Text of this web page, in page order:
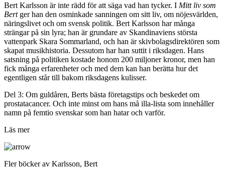
Bert Karlsson är inte rädd för att säga vad han tycker. I Mitt liv som
Bertger han den osminkade sanningen om sitt liv, om nöjesvärlden,
näringslivet och om svensk politik. Bert Karlsson har många
strängar på sin lyra; han är grundare av Skandinaviens största
vattenpark Skara Sommarland, och han är skivbolagsdirektören som
skapat musikhistoria. Dessutom har han suttit i riksdagen. Hans
satsning på politiken kostade honom 200 miljoner kronor, men han
fick många erfarenheter och med dem kan han berätta hur det
egentligen står till bakom riksdagens kulisser.
Del 3: Om guldåren, Berts bästa företagstips och beskedet om
prostatacancer. Och inte minst om hans må illa-lista som innehåller
namn på femtio svenskar som han hatar och varför.
Läs mer
Fler böcker av Karlsson, Bert